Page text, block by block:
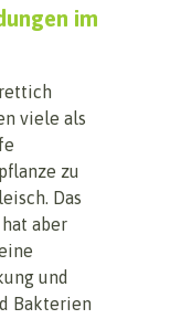
im
viele als
zu
Das
aber
und
Bakterien